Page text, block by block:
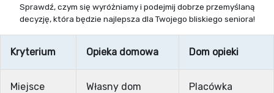
Sprawdź, czym się wyróżniamy i podejmij dobrze przemyślaną
decyzję, która będzie najlepsza dla Twojego bliskiego seniora!
Kryterium Opieka domowa Dom opieki
Miejsce
Własny dom
Placówka